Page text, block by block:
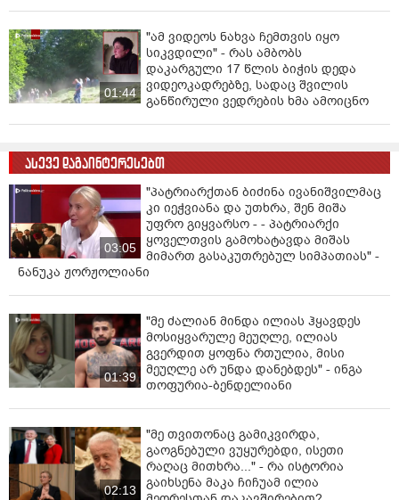
01:44
"ამ ვიდეოს ნახვა ჩემთვის იყო
სიკვდილი" - რას ამბობს
დაკარგული 17 წლის ბიჭის დედა
ვიდეოკადრებზე, სადაც შვილის
განწირული ვედრების ხმა ამოიცნო
ასევე დაგაინტერესებთ
03:05
"პატრიარქთან ბიძინა ივანიშვილმაც
კი იეჭვიანა და უთხრა, შენ მიშა
უფრო გიყვარსო - - პატრიარქი
ყოველთვის გამოხატავდა მიშას
მიმართ გასაკუთრებულ სიმპათიას" -
ნანუკა ჟორჟოლიანი
01:39
"მე ძალიან მინდა ილიას ჰყავდეს
მოსიყვარულე მეუღლე, ილიას
გვერდით ყოფნა რთულია, მისი
მეუღლე არ უნდა დანებდეს" - ინგა
თოფურია-ბენდელიანი
02:13
"მე თვითონაც გამიკვირდა,
გაოგნებული ვუყურებდი, ისეთი
რაღაც მითხრა..." - რა ისტორია
გაიხსენა მაკა ჩიჩუამ ილია